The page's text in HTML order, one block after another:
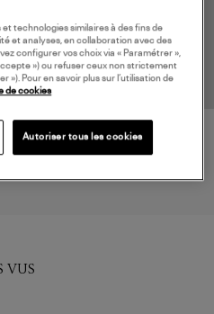
MAIÔ PARIS
VUS
technologies similaires à des fins de
et analyses, en collaboration avec des
configurer vos choix via « Paramétrer »,
») ou refuser ceux non strictement
»). Pour en savoir plus sur l’utilisation de
de cookies
Autoriser tous les cookies